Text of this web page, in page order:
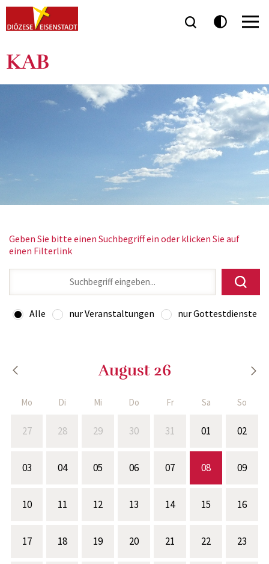
KAB
Geben Sie bitte einen Suchbegriff ein oder klicken Sie auf
einen Filterlink
Alle nur Veranstaltungen nur Gottestdienste
August 26
Mo Di Mi Do Fr Sa So
27 28 29 30 31 01 02
03 04 05 06 07 08 09
10 11 12 13 14 15 16
17 18 19 20 21 22 23